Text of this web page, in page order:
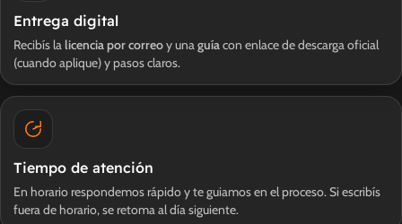
Entrega digital
Recibís lalicencia por correoy unaguíacon enlace de descarga oficial
(cuando aplique) y pasos claros.
Tiempo de atención
En horario respondemos rápido y te guiamos en el proceso. Si escribís
fuera de horario, se retoma al día siguiente.